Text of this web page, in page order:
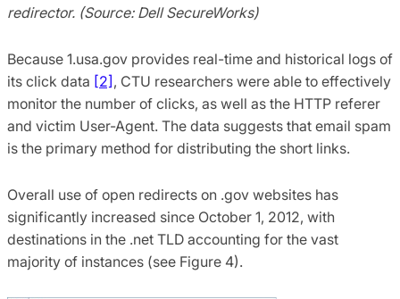
redirector. (Source: Dell SecureWorks)
Because 1.usa.gov provides real-time and historical logs of
its click data [2], CTU researchers were able to effectively
monitor the number of clicks, as well as the HTTP referer
and victim User-Agent. The data suggests that email spam
is the primary method for distributing the short links.
Overall use of open redirects on .gov websites has
significantly increased since October 1, 2012, with
destinations in the .net TLD accounting for the vast
majority of instances (see Figure 4).